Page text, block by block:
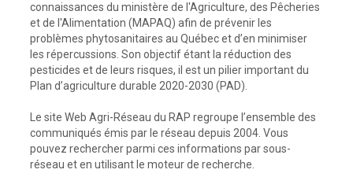
connaissances du ministère de l'Agriculture, des Pêcheries
et de l'Alimentation (MAPAQ) afin de prévenir les
problèmes phytosanitaires au Québec et d’en minimiser
les répercussions. Son objectif étant la réduction des
pesticides et de leurs risques, il est un pilier important du
Plan d’agriculture durable 2020-2030 (PAD).
Le site Web Agri-Réseau du RAP regroupe l’ensemble des
communiqués émis par le réseau depuis 2004. Vous
pouvez rechercher parmi ces informations par sous-
réseau et en utilisant le moteur de recherche.